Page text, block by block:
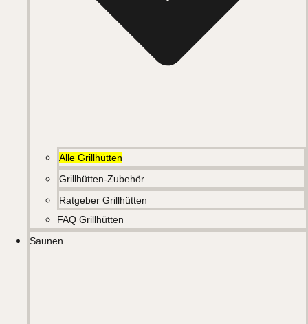
Alle Grillhütten
Grillhütten-Zubehör
Ratgeber Grillhütten
FAQ Grillhütten
Saunen